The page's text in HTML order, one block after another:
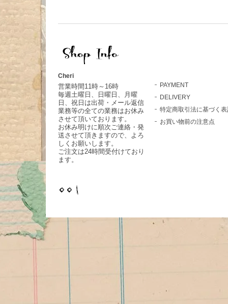
Cheri
営業時間11時～16時
毎週土曜日、日曜日、月曜
日、祝日は出荷・メール返信
業務等の全ての業務はお休み
させて頂いております。
お休み明けに順次ご連絡・発
送させて頂きますので、よろ
しくお願いします。
ご注文は24時間受付けており
ます。
PAYMENT
DELIVERY
特定商取引法に基づく
お買い物前の注意点